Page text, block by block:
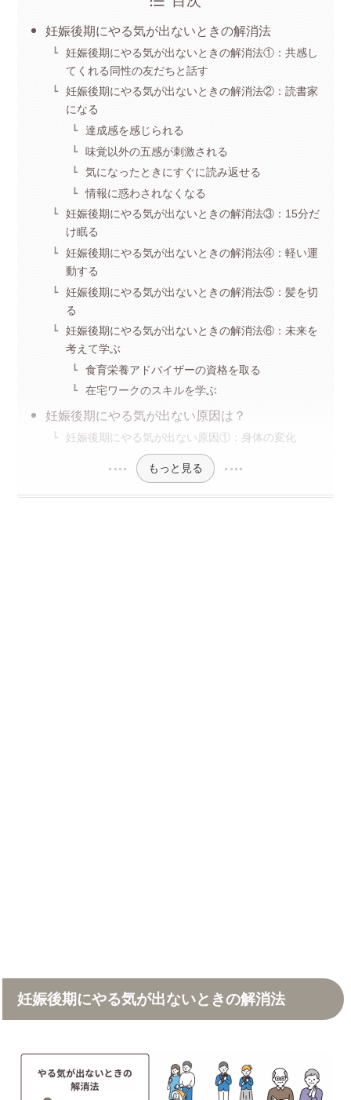
妊娠後期にやる気が出ないときの解消法
妊娠後期にやる気が出ないときの解消法①：共感し
てくれる同性の友だちと話す
妊娠後期にやる気が出ないときの解消法②：読書家
になる
達成感を感じられる
味覚以外の五感が刺激される
気になったときにすぐに読み返せる
情報に惑わされなくなる
妊娠後期にやる気が出ないときの解消法③：15分だ
け眠る
妊娠後期にやる気が出ないときの解消法④：軽い運
動する
妊娠後期にやる気が出ないときの解消法⑤：髪を切
る
妊娠後期にやる気が出ないときの解消法⑥：未来を
考えて学ぶ
食育栄養アドバイザーの資格を取る
在宅ワークのスキルを学ぶ
妊娠後期にやる気が出ない原因は？
妊娠後期にやる気が出ない原因①：身体の変化
もっと見る
妊娠後期にやる気が出ないときの解消法